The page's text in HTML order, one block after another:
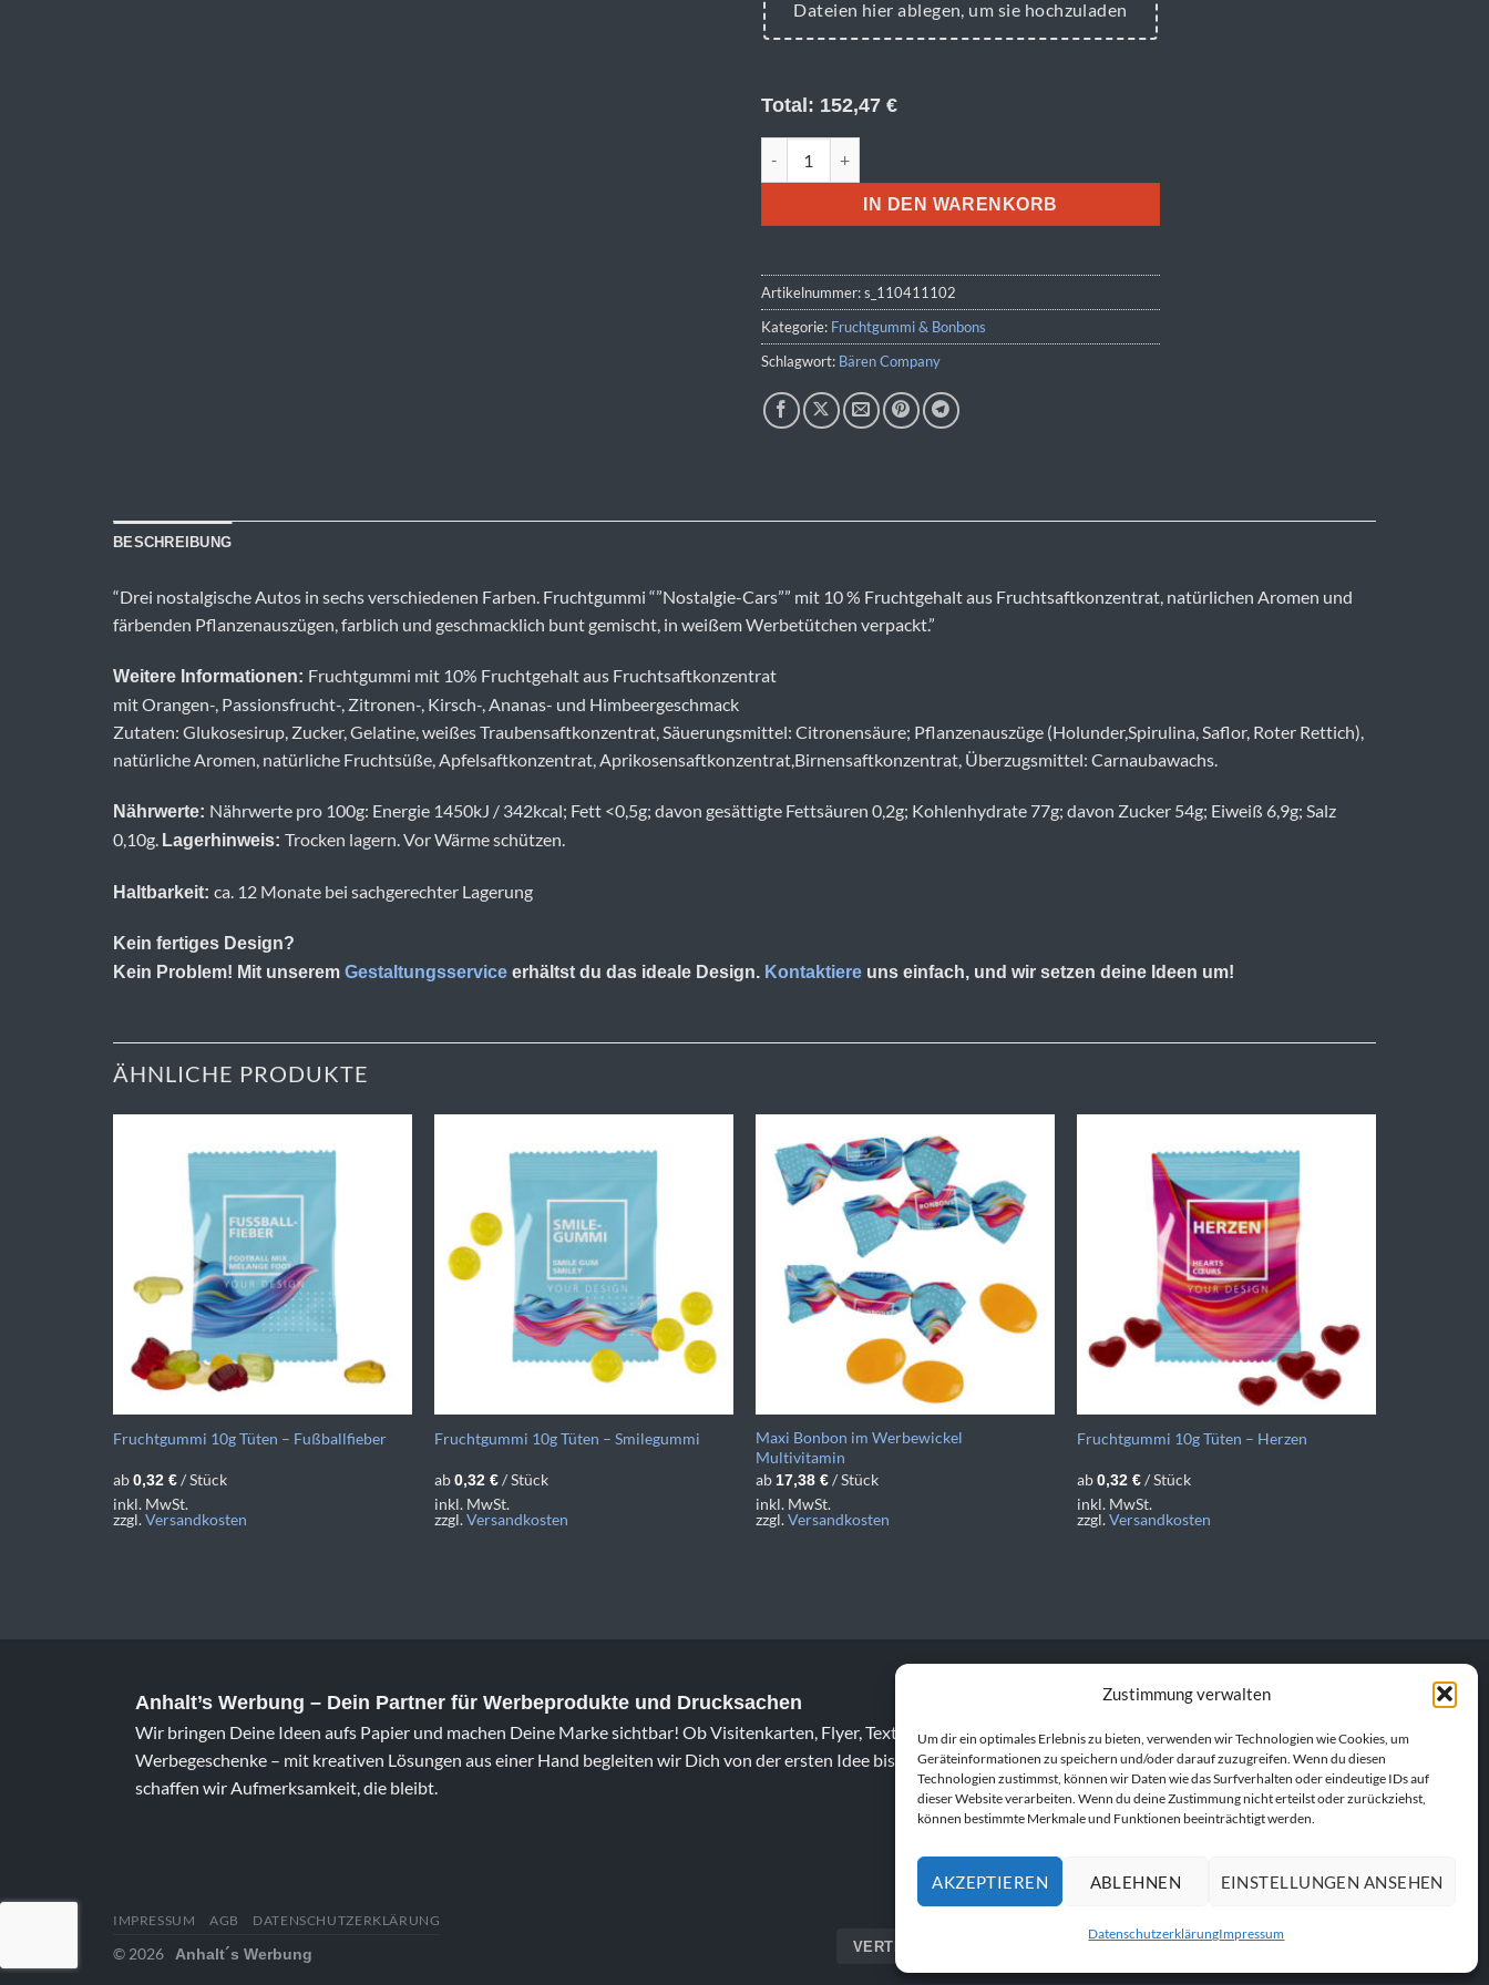
Zustimmung verwalten
Um dir ein optimales Erlebnis zu bieten, verwenden wir Technologien wie Cookies, um
Geräteinformationen zu speichern und/oder darauf zuzugreifen. Wenn du diesen
Technologien zustimmst, können wir Daten wie das Surfverhalten oder eindeutige IDs auf
dieser Website verarbeiten. Wenn du deine Zustimmung nicht erteilst oder zurückziehst,
können bestimmte Merkmale und Funktionen beeinträchtigt werden.
AKZEPTIEREN ABLEHNEN EINSTELLUNGEN ANSEHEN
DatenschutzerklärungImpressum
Dateien hier ablegen, um sie hochzuladen
Total: 152,47 €
IN DEN WARENKORB
Artikelnummer:s_110411102
Kategorie: Fruchtgummi & Bonbons
Schlagwort: Bären Company
BESCHREIBUNG
“Drei nostalgische Autos in sechs verschiedenen Farben. Fruchtgummi “”Nostalgie-Cars”” mit 10 % Fruchtgehalt aus Fruchtsaftkonzentrat, natürlichen Aromen und
färbenden Pflanzenauszügen, farblich und geschmacklich bunt gemischt, in weißem Werbetütchen verpackt.”
Weitere Informationen: Fruchtgummi mit 10% Fruchtgehalt aus Fruchtsaftkonzentrat
mit Orangen-, Passionsfrucht-, Zitronen-, Kirsch-, Ananas- und Himbeergeschmack
Zutaten: Glukosesirup, Zucker, Gelatine, weißes Traubensaftkonzentrat, Säuerungsmittel: Citronensäure; Pflanzenauszüge (Holunder,Spirulina, Saflor, Roter Rettich),
natürliche Aromen, natürliche Fruchtsüße, Apfelsaftkonzentrat, Aprikosensaftkonzentrat,Birnensaftkonzentrat, Überzugsmittel: Carnaubawachs.
Nährwerte: Nährwerte pro 100g: Energie 1450kJ / 342kcal; Fett <0,5g; davon gesättigte Fettsäuren 0,2g; Kohlenhydrate 77g; davon Zucker 54g; Eiweiß 6,9g; Salz
0,10g. Lagerhinweis: Trocken lagern. Vor Wärme schützen.
Haltbarkeit: ca. 12 Monate bei sachgerechter Lagerung
Kein fertiges Design?
Kein Problem! Mit unserem Gestaltungsservice erhältst du das ideale Design. Kontaktiere uns einfach, und wir setzen deine Ideen um!
ÄHNLICHE PRODUKTE
Fruchtgummi 10g Tüten – Fußballfieber
ab0,32 €/ Stück
inkl. MwSt.
zzgl.Versandkosten
Fruchtgummi 10g Tüten – Smilegummi
ab0,32 €/ Stück
inkl. MwSt.
zzgl.Versandkosten
Maxi Bonbon im Werbewickel
Multivitamin
ab 17,38 €/ Stück
inkl. MwSt.
zzgl.Versandkosten
Fruchtgummi 10g Tüten – Herzen
ab0,32 €/ Stück
inkl. MwSt.
zzgl.Versandkosten
Anhalt’s Werbung – Dein Partner für Werbeprodukte und Drucksachen
Wir bringen Deine Ideen aufs Papier und machen Deine Marke sichtbar! Ob Visitenkarten, Flyer, Textildruck oder personalisierte
Werbegeschenke – mit kreativen Lösungen aus einer Hand begleiten wir Dich von der ersten Idee bis zum fertigen Produkt. Gemeinsam
schaffen wir Aufmerksamkeit, die bleibt.
VERTRAG WIDERRUFEN
IMPRESSUM AGB DATENSCHUTZERKLÄRUNG
© 2026 Anhalt´s Werbung